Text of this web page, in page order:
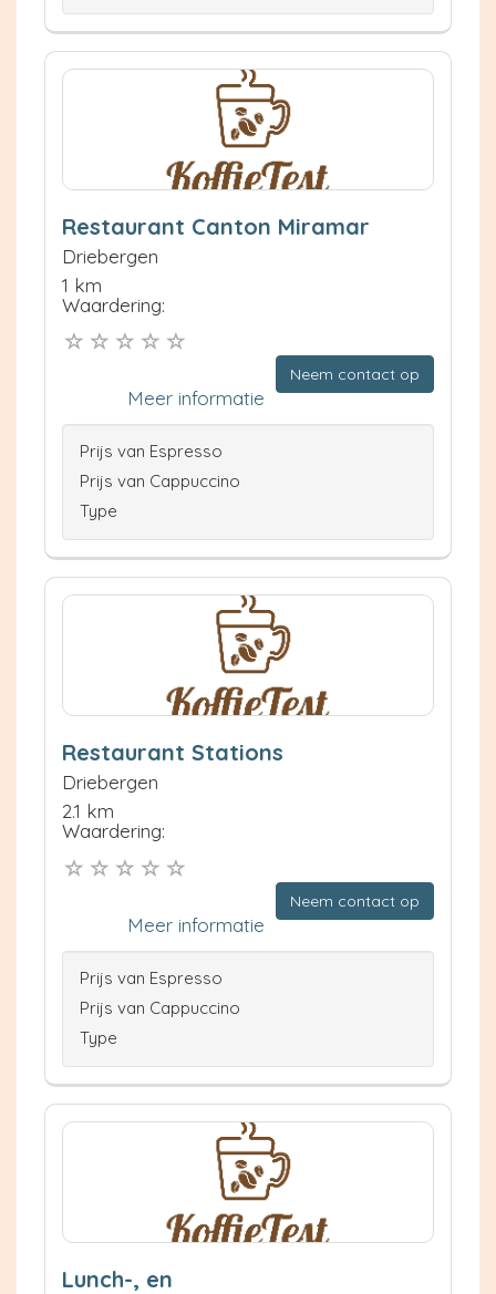
Restaurant Canton Miramar
Driebergen
1 km
Waardering:
Neem contact op
Meer informatie
Prijs van Espresso
Prijs van Cappuccino
Type
Restaurant Stations
Driebergen
2.1 km
Waardering:
Neem contact op
Meer informatie
Prijs van Espresso
Prijs van Cappuccino
Type
Lunch-, en